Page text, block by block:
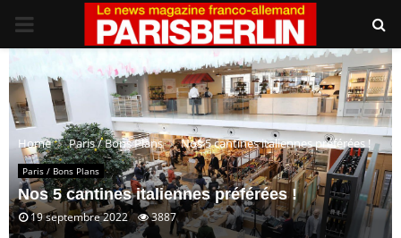
PRIMARY
MENU
Home Paris / Bons Plans Nos 5 cantines italiennes préférées !
Paris / Bons Plans
Nos 5 cantines italiennes préférées !
19 septembre 2022 3887